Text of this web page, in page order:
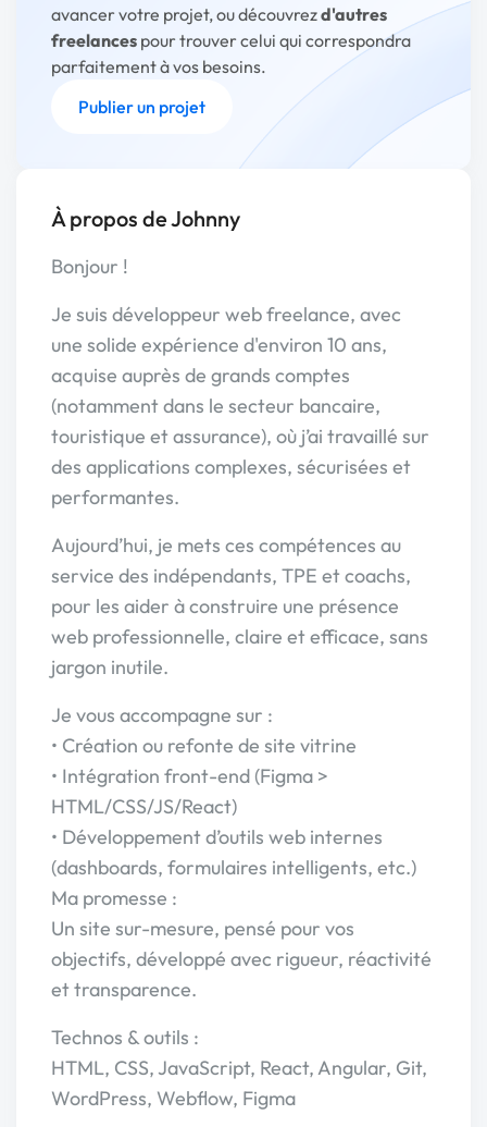
avancer votre projet, ou découvrezd'autres
freelances pour trouver celui qui correspondra
parfaitement à vos besoins.
Publier un projet
À propos de Johnny
Bonjour !
Je suis développeur web freelance, avec
une solide expérience d'environ 10 ans,
acquise auprès de grands comptes
(notamment dans le secteur bancaire,
touristique et assurance), où j’ai travaillé sur
des applications complexes, sécurisées et
performantes.
Aujourd’hui, je mets ces compétences au
service des indépendants, TPE et coachs,
pour les aider à construire une présence
web professionnelle, claire et efficace, sans
jargon inutile.
Je vous accompagne sur :
• Création ou refonte de site vitrine
• Intégration front-end (Figma >
HTML/CSS/JS/React)
• Développement d’outils web internes
(dashboards, formulaires intelligents, etc.)
Ma promesse :
Un site sur-mesure, pensé pour vos
objectifs, développé avec rigueur, réactivité
et transparence.
Technos & outils :
HTML, CSS, JavaScript, React, Angular, Git,
WordPress, Webflow, Figma